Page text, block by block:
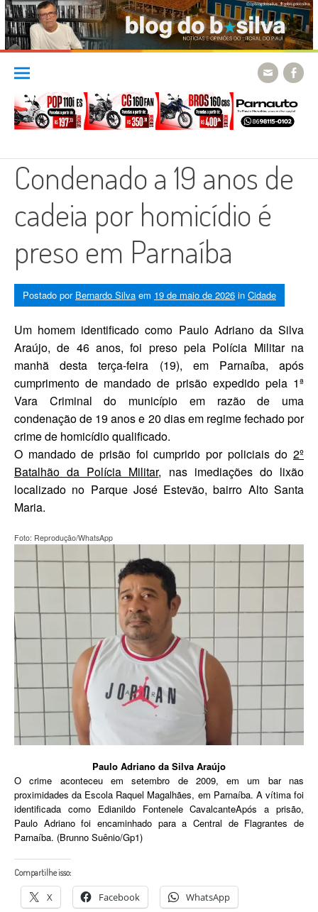
Skip
content
Condenado a 19 anos de
cadeia por homicídio é
preso em Parnaíba
Postado por Bernardo Silva em 19 de maio de 2026 in Cidade
Um homem identificado como Paulo Adriano da Silva
Araújo, de 46 anos, foi preso pela Polícia Militar na
manhã desta terça-feira (19), em Parnaíba, após
cumprimento de mandado de prisão expedido pela 1ª
Vara Criminal do município em razão de uma
condenação de 19 anos e 20 dias em regime fechado por
crime de homicídio qualificado.
O mandado de prisão foi cumprido por policiais do 2º
Batalhão da Polícia Militar, nas imediações do lixão
localizado no Parque José Estevão, bairro Alto Santa
Maria.
Foto: Reprodução/WhatsApp
Paulo Adriano da Silva Araújo
O crime aconteceu em setembro de 2009, em um bar nas
proximidades da Escola Raquel Magalhães, em Parnaíba. A vítima foi
identificada como Edianildo Fontenele CavalcanteApós a prisão,
Paulo Adriano foi encaminhado para a Central de Flagrantes de
Parnaíba. (Brunno Suênio/Gp1)
Compartilhe isso:
X Facebook WhatsApp